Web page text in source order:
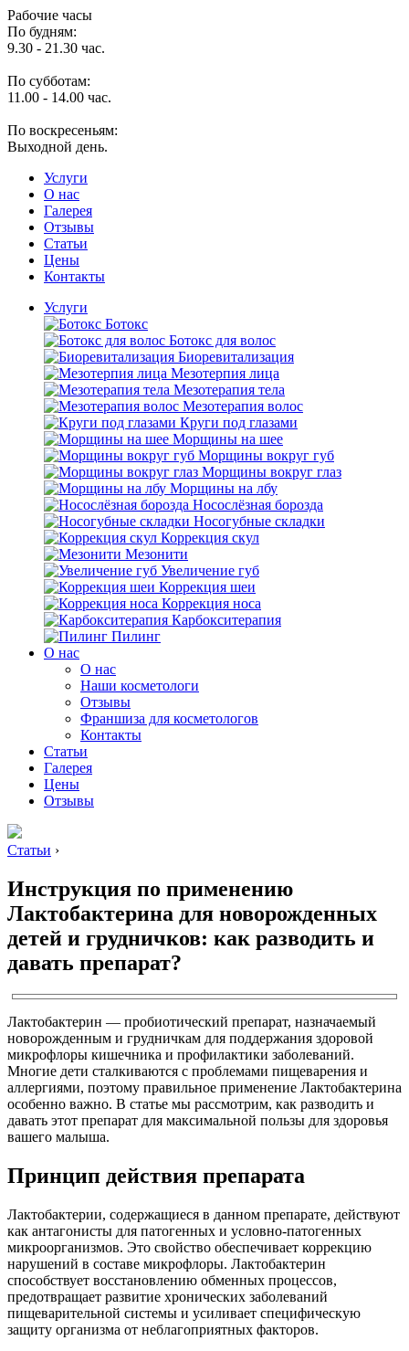
Рабочие часы
По будням:
9.30 - 21.30 час.
По субботам:
11.00 - 14.00 час.
По воскресеньям:
Выходной день.
Услуги
O нас
Галерея
Отзывы
Статьи
Цены
Контакты
Услуги
Ботокс
Ботокс для волос
Биоревитализация
Мезотерпия лица
Мезотерапия тела
Мезотерапия волос
Круги под глазами
Морщины на шее
Морщины вокруг губ
Морщины вокруг глаз
Морщины на лбу
Носослёзная борозда
Носогубные складки
Коррекция скул
Мезонити
Увеличение губ
Коррекция шеи
Коррекция носа
Карбокситерапия
Пилинг
O нас
O нас
Наши косметологи
Отзывы
Франшиза для косметологов
Контакты
Статьи
Галерея
Цены
Отзывы
Статьи ›
Инструкция по применению
Лактобактерина для новорожденных
детей и грудничков: как разводить и
давать препарат?
Лактобактерин — пробиотический препарат, назначаемый
новорожденным и грудничкам для поддержания здоровой
микрофлоры кишечника и профилактики заболеваний.
Многие дети сталкиваются с проблемами пищеварения и
аллергиями, поэтому правильное применение Лактобактерина
особенно важно. В статье мы рассмотрим, как разводить и
давать этот препарат для максимальной пользы для здоровья
вашего малыша.
Принцип действия препарата
Лактобактерии, содержащиеся в данном препарате, действуют
как антагонисты для патогенных и условно-патогенных
микроорганизмов. Это свойство обеспечивает коррекцию
нарушений в составе микрофлоры. Лактобактерин
способствует восстановлению обменных процессов,
предотвращает развитие хронических заболеваний
пищеварительной системы и усиливает специфическую
защиту организма от неблагоприятных факторов.